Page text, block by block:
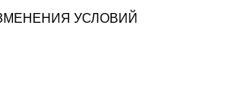
УСЛОВИЙ